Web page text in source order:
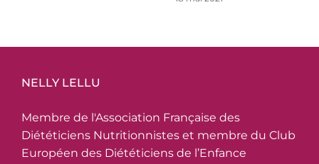
NELLY LELLU
Membre de l'Association Française des
Diététiciens Nutritionnistes et membre du Club
Européen des Diététiciens de l’Enfance